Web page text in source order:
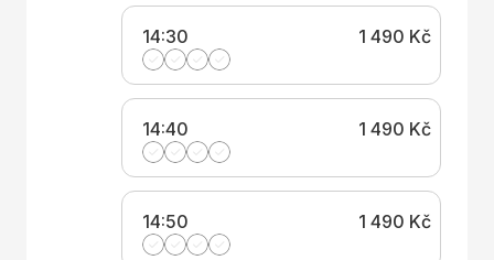
14:30 1 490 Kč
14:40 1 490 Kč
14:50 1 490 Kč